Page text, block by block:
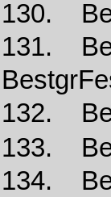
130.
131.
132.
133.
134.